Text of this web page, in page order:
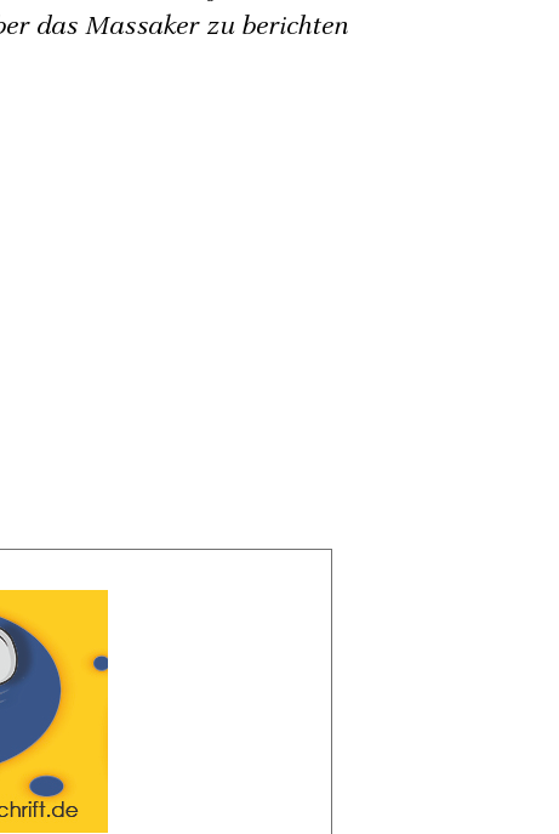
das Massaker zu berichten